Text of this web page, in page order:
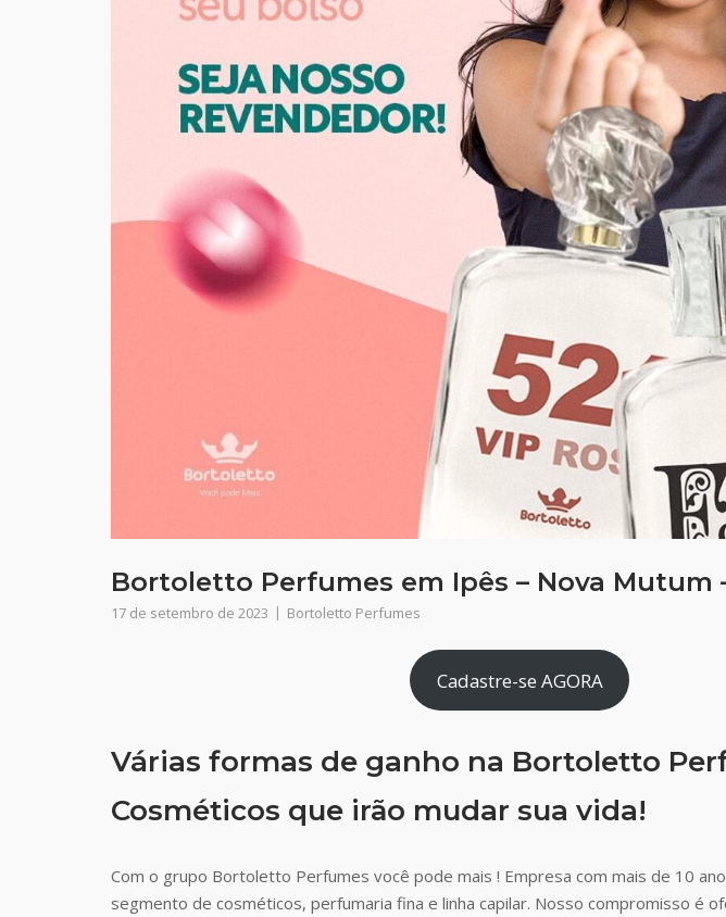
Bortoletto Perfumes em Ipês – Nova Mutum
17 de setembro de 2023 Bortoletto Perfumes
Cadastre-se AGORA
Várias formas de ganho na Bortoletto
Cosméticos que irão mudar sua vida!
Com o grupo Bortoletto Perfumes você pode mais ! Empresa com mais de 10
segmento de cosméticos, perfumaria fina e linha capilar. Nosso compromisso é